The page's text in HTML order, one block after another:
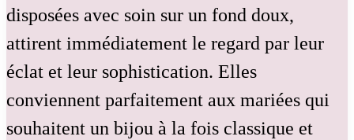
disposées avec soin sur un fond doux,
attirent immédiatement le regard par leur
éclat et leur sophistication. Elles
conviennent parfaitement aux mariées qui
souhaitent un bijou à la fois classique et